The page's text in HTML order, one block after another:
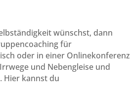
wünschst, dann
für
oder in einer Onlinekonferenz
und Nebengleise und
Hier kannst du